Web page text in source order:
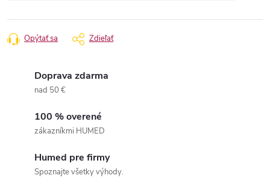
Opýtať sa Zdieľať
Doprava zdarma
nad 50 €
100 % overené
zákazníkmi HUMED
Humed pre firmy
Spoznajte všetky výhody.